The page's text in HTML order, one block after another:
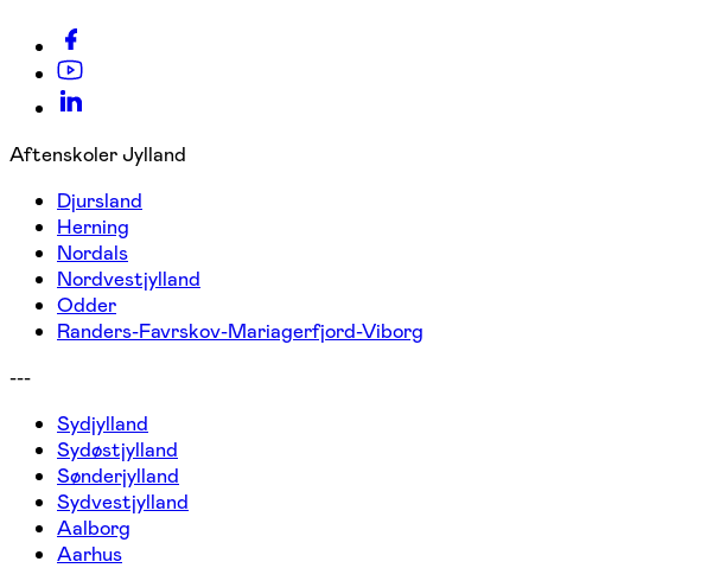
Aftenskoler Jylland
Djursland
Herning
Nordals
Nordvestjylland
Odder
Randers-Favrskov-Mariagerfjord-Viborg
---
Sydjylland
Sydøstjylland
Sønderjylland
Sydvestjylland
Aalborg
Aarhus